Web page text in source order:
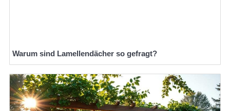
Warum sind Lamellendächer so gefragt?